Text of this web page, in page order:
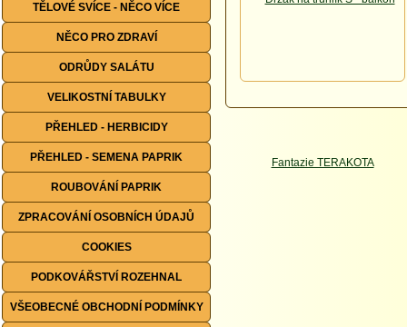
TĚLOVÉ SVÍCE - NĚCO VÍCE
NĚCO PRO ZDRAVÍ
ODRŮDY SALÁTU
VELIKOSTNÍ TABULKY
PŘEHLED - HERBICIDY
PŘEHLED - SEMENA PAPRIK
ROUBOVÁNÍ PAPRIK
ZPRACOVÁNÍ OSOBNÍCH ÚDAJŮ
COOKIES
PODKOVÁŘSTVÍ ROZEHNAL
VŠEOBECNÉ OBCHODNÍ PODMÍNKY